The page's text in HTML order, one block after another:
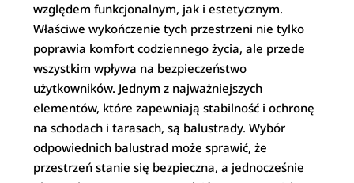
względem funkcjonalnym, jak i estetycznym.
Właściwe wykończenie tych przestrzeni nie tylko
poprawia komfort codziennego życia, ale przede
wszystkim wpływa na bezpieczeństwo
użytkowników. Jednym z najważniejszych
elementów, które zapewniają stabilność i ochronę
na schodach i tarasach, są balustrady. Wybór
odpowiednich balustrad może sprawić, że
przestrzeń stanie się bezpieczna, a jednocześnie